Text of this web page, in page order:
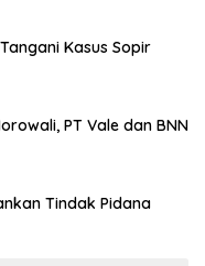
Kasus Sopir
PT Vale dan BNN
Tindak Pidana